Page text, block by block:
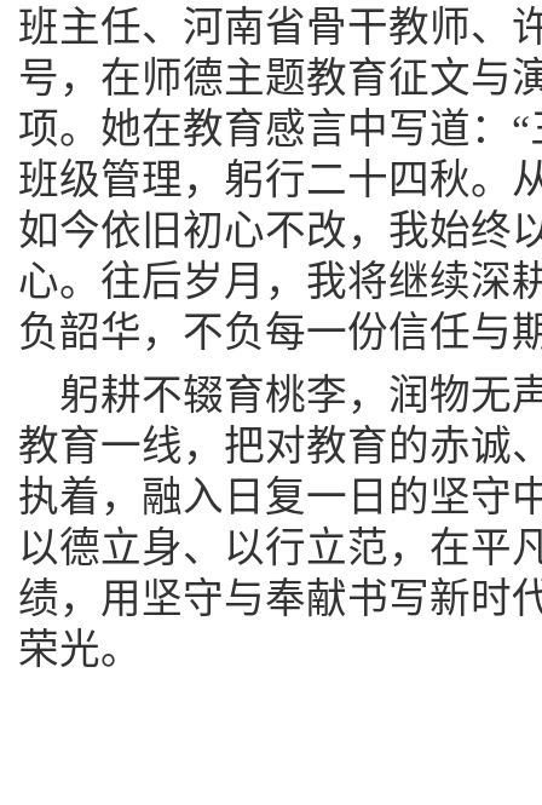
班主任、河南省骨干教师、
号，在师德主题教育征文与
项。她在教育感言中写道：
班级管理，躬行二十四秋。
如今依旧初心不改，我始终
心。往后岁月，我将继续深
负韶华，不负每一份信任与
躬耕不辍育桃李，润物无
教育一线，把对教育的赤诚
执着，融入日复一日的坚守
以德立身、以行立范，在平
绩，用坚守与奉献书写新时
荣光。